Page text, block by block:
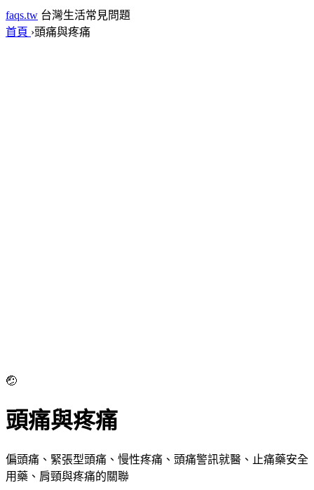
faqs.tw 台灣生活常見問題
首頁 ›頭痛與疼痛
🤕
頭痛與疼痛
偏頭痛、緊張型頭痛、慢性疼痛、頭痛警訊就醫、止痛藥安全
用藥、肩頸與疼痛的關聯